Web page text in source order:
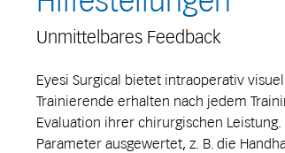
Unmittelbares Feedback
Eyesi Surgical bietet intraoperativ
Trainierende erhalten nach jedem
Evaluation ihrer chirurgischen
Parameter ausgewertet, z. B. die